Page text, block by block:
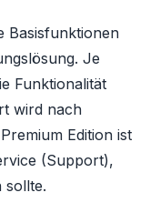
Basisfunktionen
Je
Funktionalität
wird nach
Premium Edition ist
(Support),
sollte.